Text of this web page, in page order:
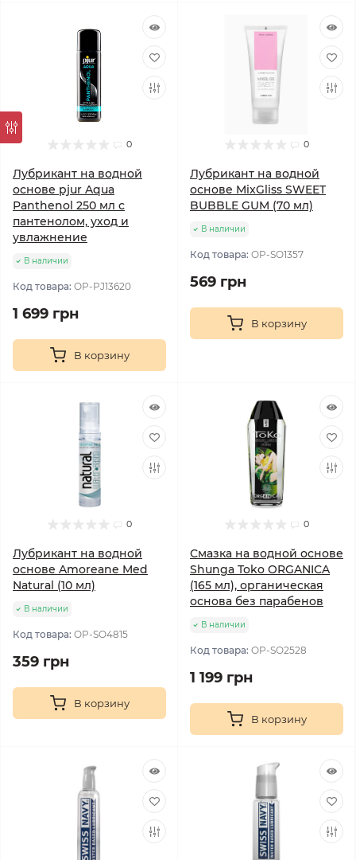
0
Лубрикант на водной
основе pjur Aqua
Panthenol 250 мл с
пантенолом, уход и
увлажнение
В наличии
Код товара: OP-PJ13620
1 699 грн
В корзину
0
Лубрикант на водной
основе MixGliss SWEET
BUBBLE GUM (70 мл)
В наличии
Код товара: OP-SO1357
569 грн
В корзину
0
Лубрикант на водной
основе Amoreane Med
Natural (10 мл)
В наличии
Код товара: OP-SO4815
359 грн
В корзину
0
Смазка на водной основе
Shunga Toko ORGANICA
(165 мл), органическая
основа без парабенов
В наличии
Код товара: OP-SO2528
1 199 грн
В корзину